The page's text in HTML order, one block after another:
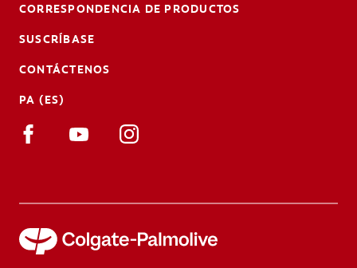
CORRESPONDENCIA DE PRODUCTOS
SUSCRÍBASE
CONTÁCTENOS
PA (ES)